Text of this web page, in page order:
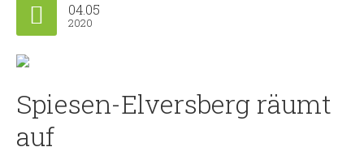
04.05
2020
Spiesen-Elversberg räumt
auf